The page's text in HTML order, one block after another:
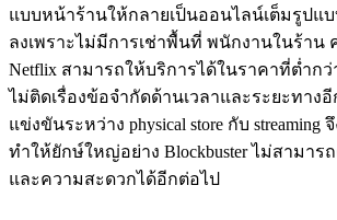
แบบหน้าร้านให้กลายเป็นออนไลน์เต็มรูปแ
ลงเพราะไม่มีการเช่าพื้นที่ พนักงานในร้าน
Netflix สามารถให้บริการได้ในราคาที่ต่ำก
ไม่ติดเรื่องข้อจำกัดด้านเวลาและระยะทาง
แข่งขันระหว่าง physical store กับ streaming
ทำให้ยักษ์ใหญ่อย่าง Blockbuster ไม่สามาร
และความสะดวกได้อีกต่อไป